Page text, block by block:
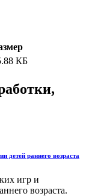
КБ
детей раннего возраста
игр и
возраста.